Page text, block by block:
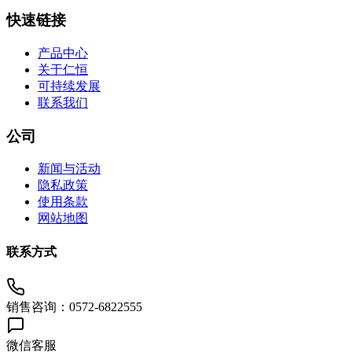
快速链接
产品中心
关于仁恒
可持续发展
联系我们
公司
新闻与活动
隐私政策
使用条款
网站地图
联系方式
销售咨询：0572-6822555
微信客服